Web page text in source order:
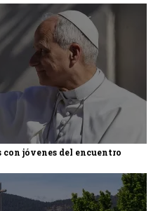
con jóvenes del encuentro